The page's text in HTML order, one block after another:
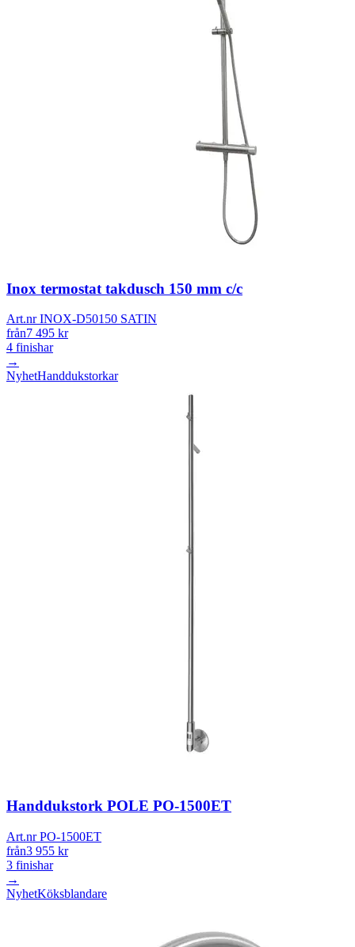
Inox termostat takdusch 150 mm c/c
Art.nr INOX-D50150 SATIN
från7 495 kr
4 finishar
→
NyhetHanddukstorkar
Handdukstork POLE PO-1500ET
Art.nr PO-1500ET
från3 955 kr
3 finishar
→
NyhetKöksblandare